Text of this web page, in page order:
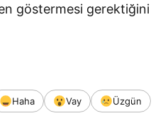
göstermesi gerektiğini
Haha Vay
Üzgün